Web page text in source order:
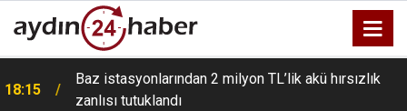
18:15
Baz istasyonlarından 2 milyon TL’lik akü hırsızlık
zanlısı tutuklandı